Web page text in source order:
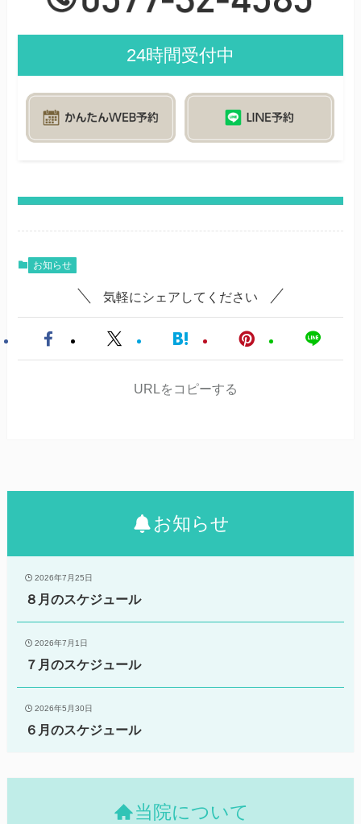
24時間受付中
お知らせ
気軽にシェアしてください
URLをコピーする
お知らせ
2026年7月25日
８月のスケジュール
2026年7月1日
７月のスケジュール
2026年5月30日
６月のスケジュール
当院について